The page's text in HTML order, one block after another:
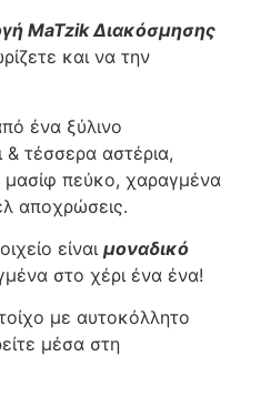
MaTzik Διακόσμησης
και να την
ένα ξύλινο
& τέσσερα αστέρια,
πεύκο, χαραγμένα
αποχρώσεις.
είναι μοναδικό
στο χέρι ένα ένα!
με αυτοκόλλητο
μέσα στη